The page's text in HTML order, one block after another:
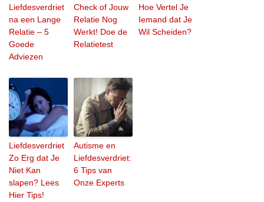
Liefdesverdriet
na een Lange
Relatie – 5
Goede
Adviezen
Check of Jouw
Relatie Nog
Werkt! Doe de
Relatietest
Hoe Vertel Je
Iemand dat Je
Wil Scheiden?
Liefdesverdriet
Zo Erg dat Je
Niet Kan
slapen? Lees
Hier Tips!
Autisme en
Liefdesverdriet:
6 Tips van
Onze Experts